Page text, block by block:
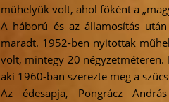
műhelyük volt, ahol főként a
A háború és az államosítás
maradt. 1952-ben nyitottak
volt, mintegy 20 négyzetméteren.
aki 1960-ban szerezte meg a
Az édesapja, Pongrácz